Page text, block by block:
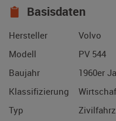
Basisdaten
Hersteller
Volvo
Modell
PV 544
Baujahr
1960er
Klassifizierung
Typ